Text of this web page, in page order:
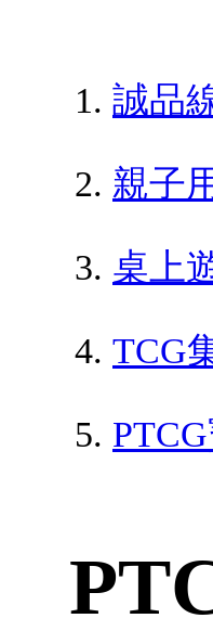
誠品
親子
桌上
TCG